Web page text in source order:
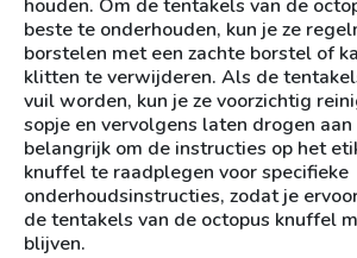
houden. Om de tentakels van de
beste te onderhouden, kun je ze
borstelen met een zachte borstel of
klitten te verwijderen. Als de
vuil worden, kun je ze voorzichtig
sopje en vervolgens laten drogen
belangrijk om de instructies op het
knuffel te raadplegen voor specifieke
onderhoudsinstructies, zodat je
de tentakels van de octopus knuffel
blijven.